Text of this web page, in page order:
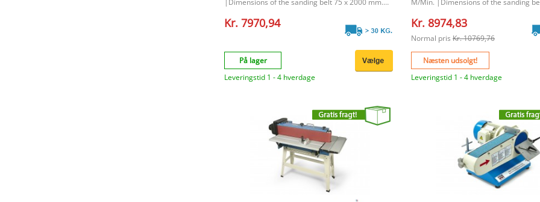
Kr. 7970,94
På lager
Leveringstid 1 - 4 hverdage
Kr. 8974,83
Normal pris Kr. 10769,76
Næsten udsolgt!
Leveringstid 1 - 4 hverdage